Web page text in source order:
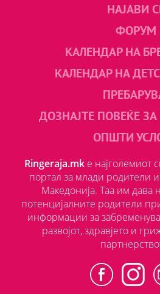
НАЈАВИ
ФОРУМ
КАЛЕНДАР НА
КАЛЕНДАР НА
ДОЗНАЈТЕ ПОВЕЌЕ
ОПШТИ
Ringeraja.mk е најголемиот
портал за млади родители
Македонија. Таа им дава
потенцијалните родители
информации за
развојот, здравјето и